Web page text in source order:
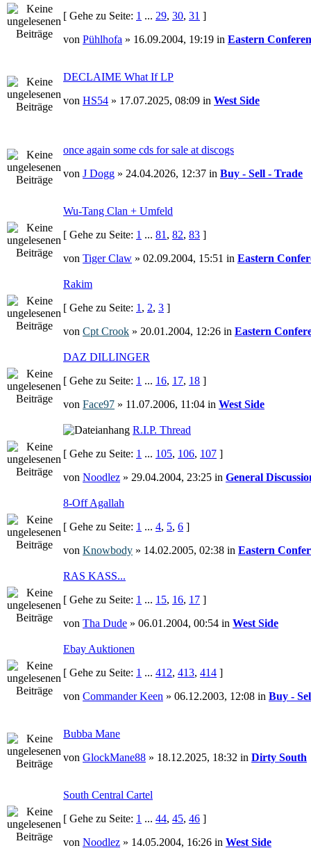
[ Gehe zu Seite: 1 ... 29, 30, 31 ]
von Pühlhofa » 16.09.2004, 19:19 in Eastern
DECLAIME What If LP
von HS54 » 17.07.2025, 08:09 in West Side
once again some cds for sale at discogs
von J Dogg » 24.04.2026, 12:37 in Buy - Sell - Trade
Wu-Tang Clan + Umfeld
[ Gehe zu Seite: 1 ... 81 , 82, 83 ]
von Tiger Claw » 02.09.2004, 15:51 in Eastern
Rakim
[ Gehe zu Seite: 1 , 2, 3 ]
von Cpt Crook » 20.01.2004, 12:26 in Eastern
DAZ DILLINGER
[ Gehe zu Seite: 1 ... 16, 17, 18 ]
von Face97 » 11.07.2006, 11:04 in West Side
R.I.P. Thread
[ Gehe zu Seite: 1 ... 105, 106, 107 ]
von Noodlez » 29.04.2004, 23:25 in General
8-Off Agallah
[ Gehe zu Seite: 1 ... 4, 5, 6 ]
von Knowbody » 14.02.2005, 02:38 in Eastern
RAS KASS...
[ Gehe zu Seite: 1 ... 15, 16, 17 ]
von Tha Dude » 06.01.2004, 00:54 in West Side
Ebay Auktionen
[ Gehe zu Seite: 1 ... 412, 413, 414 ]
von Commander Keen » 06.12.2003, 12:08 in Buy -
Bubba Mane
von GlockMane88 » 18.12.2025, 18:32 in Dirty South
South Central Cartel
[ Gehe zu Seite: 1 ... 44, 45, 46 ]
von Noodlez » 14.05.2004, 16:26 in West Side